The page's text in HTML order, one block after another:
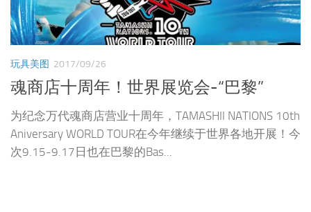
玩具美图 2017/09/26
魂商店十周年！世界展览会-“巴黎”
为纪念万代魂商店营业十周年，TAMASHII NATIONS 10th
Aniversary WORLD TOUR在今年继续于世界各地开展！今
次9.15-9.17日也在巴黎的Bas...